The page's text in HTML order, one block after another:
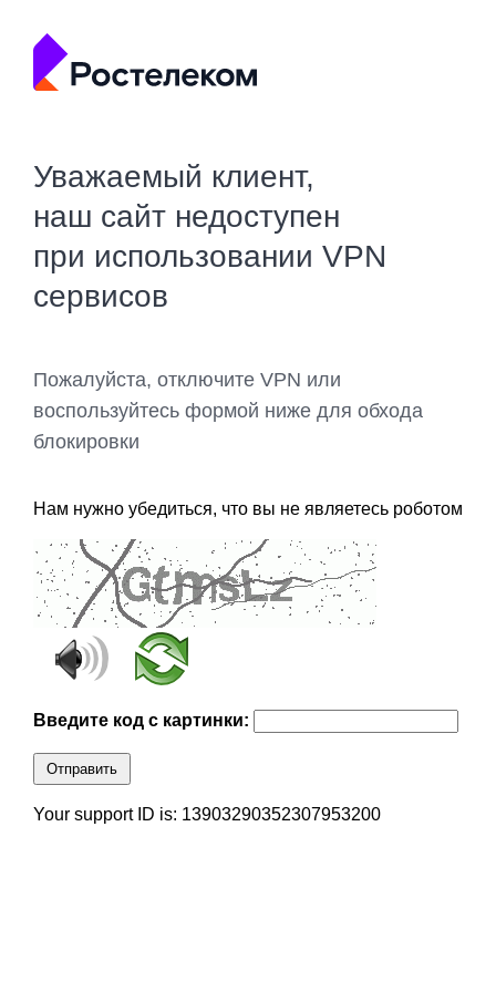
Уважаемый клиент,
наш сайт недоступен
при использовании VPN
сервисов
Пожалуйста, отключите VPN или
воспользуйтесь формой ниже для обхода
блокировки
Нам нужно убедиться, что вы не являетесь роботом
Введите код с картинки:
Отправить
Your support ID is: 13903290352307953200